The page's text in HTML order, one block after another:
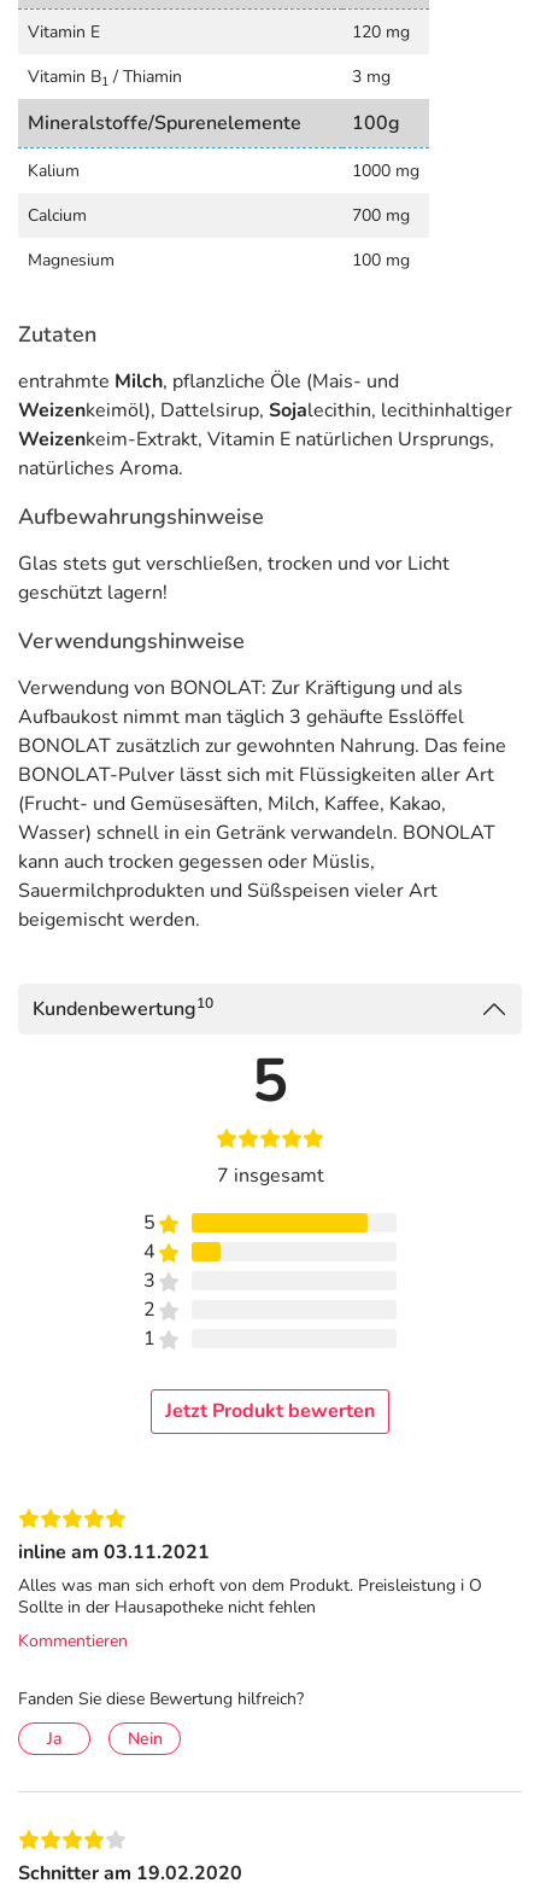
Vitamin E
120 mg
Vitamin B1 / Thiamin 3 mg
Mineralstoffe/Spurenelemente 100g
Kalium
1000 mg
Calcium
700 mg
Magnesium
100 mg
Zutaten
entrahmte Milch, pflanzliche Öle (Mais- und
Weizenkeimöl), Dattelsirup, Sojalecithin, lecithinhaltiger
Weizenkeim-Extrakt, Vitamin E natürlichen Ursprungs,
natürliches Aroma.
Aufbewahrungshinweise
Glas stets gut verschließen, trocken und vor Licht
geschützt lagern!
Verwendungshinweise
Verwendung von BONOLAT: Zur Kräftigung und als
Aufbaukost nimmt man täglich 3 gehäufte Esslöffel
BONOLAT zusätzlich zur gewohnten Nahrung. Das feine
BONOLAT-Pulver lässt sich mit Flüssigkeiten aller Art
(Frucht- und Gemüsesäften, Milch, Kaffee, Kakao,
Wasser) schnell in ein Getränk verwandeln. BONOLAT
kann auch trocken gegessen oder Müslis,
Sauermilchprodukten und Süßspeisen vieler Art
beigemischt werden.
Kundenbewertung10
5
7 insgesamt
5
4
3
2
1
Jetzt Produkt bewerten
inline am 03.11.2021
Alles was man sich erhoft von dem Produkt. Preisleistung i O
Sollte in der Hausapotheke nicht fehlen
Kommentieren
Fanden Sie diese Bewertung hilfreich?
Ja
Nein
Schnitter am 19.02.2020